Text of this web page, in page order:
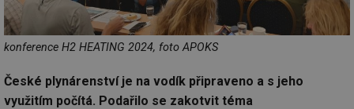
konference H2 HEATING 2024, foto APOKS
České plynárenství je na vodík připraveno a s jeho
využitím počítá. Podařilo se zakotvit téma